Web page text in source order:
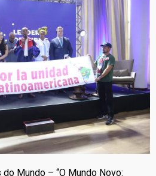
Mundo – “O Mundo Novo: